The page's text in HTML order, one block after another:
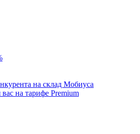
на склад Мобиуса
на тарифе Premium